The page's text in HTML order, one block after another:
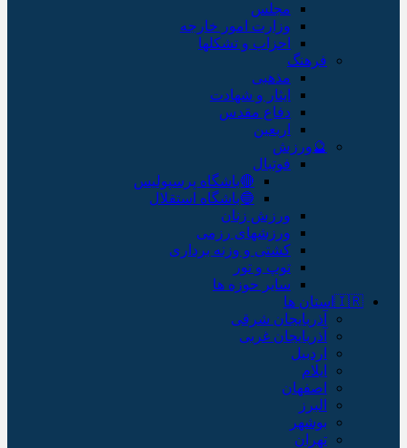
مجلس
وزارت امور خارجه
احزاب و تشکلها
فرهنگ
مذهبی
ایثار و شهادت
دفاع مقدس
اربعین
🔮ورزش
فوتبال
🔴باشگاه پرسپولیس
🔵باشگاه استقلال
ورزش زنان
ورزشهای رزمی
کشتی و وزنه برداری
توپ و تور
سایر حوزه ها
🇮🇷استان ها
آذربایجان شرقی
آذربایجان غربی
اردبیل
ایلام
اصفهان
البرز
بوشهر
تهران